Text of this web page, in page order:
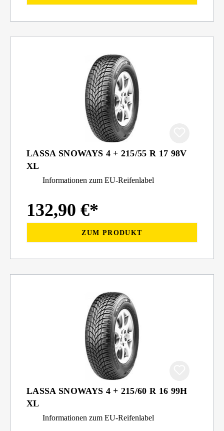
LASSA SNOWAYS 4 + 215/55 R 17 98V
XL
Informationen zum EU-Reifenlabel
132,90 €*
ZUM PRODUKT
LASSA SNOWAYS 4 + 215/60 R 16 99H
XL
Informationen zum EU-Reifenlabel